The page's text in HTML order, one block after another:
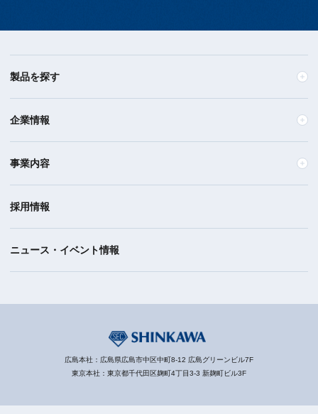
製品を探す
企業情報
事業内容
採用情報
ニュース・イベント情報
広島本社：広島県広島市中区中町8-12 広島グリーンビル7F
東京本社：東京都千代田区麹町4丁目3-3 新麹町ビル3F